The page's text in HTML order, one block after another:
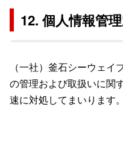
12. 個人情報管
（一社）釜石シーウェ
の管理および取扱いに関
速に対処してまいります。